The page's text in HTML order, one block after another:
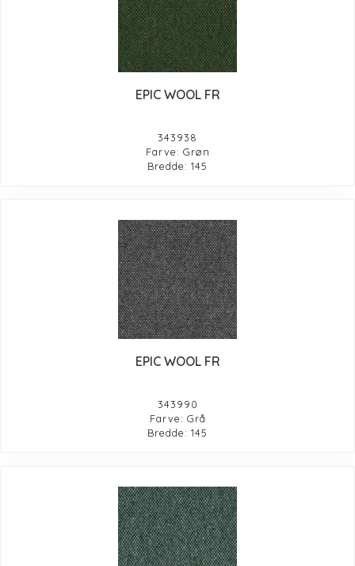
EPIC WOOL FR
343938
Farve: Grøn
Bredde: 145
EPIC WOOL FR
343990
Farve: Grå
Bredde: 145